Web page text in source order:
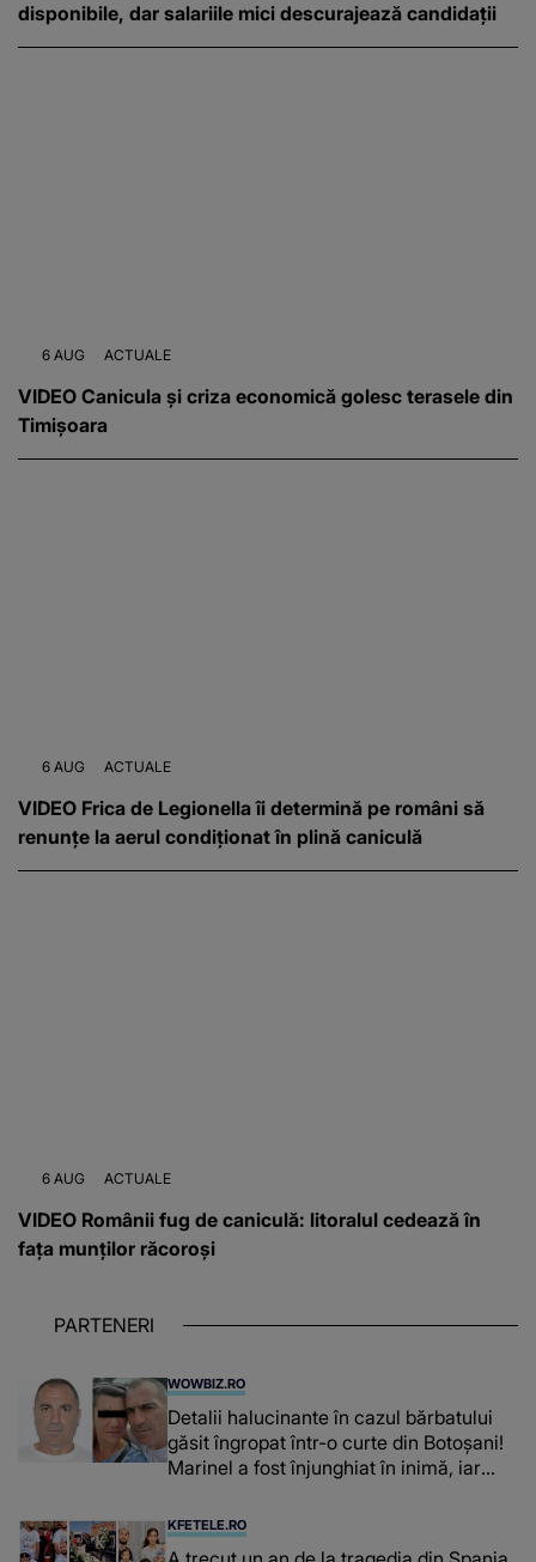
disponibile, dar salariile mici descurajează candidații
6 AUG ACTUALE
VIDEO Canicula și criza economică golesc terasele din
Timișoara
6 AUG ACTUALE
VIDEO Frica de Legionella îi determină pe români să
renunțe la aerul condiționat în plină caniculă
6 AUG ACTUALE
VIDEO Românii fug de caniculă: litoralul cedează în
fața munților răcoroși
PARTENERI
WOWBIZ.RO
Detalii halucinante în cazul bărbatului
găsit îngropat într-o curte din Botoșani!
Marinel a fost înjunghiat în inimă, iar
suspecți
KFETELE.RO